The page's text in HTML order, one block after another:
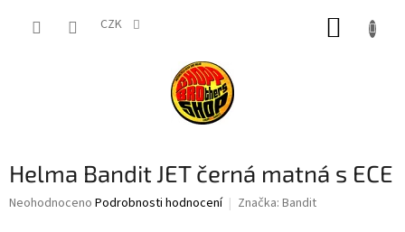
CZK
Helma Bandit JET černá matná s ECE
Průměrné
Neohodnoceno Podrobnosti hodnocení Značka: Bandit